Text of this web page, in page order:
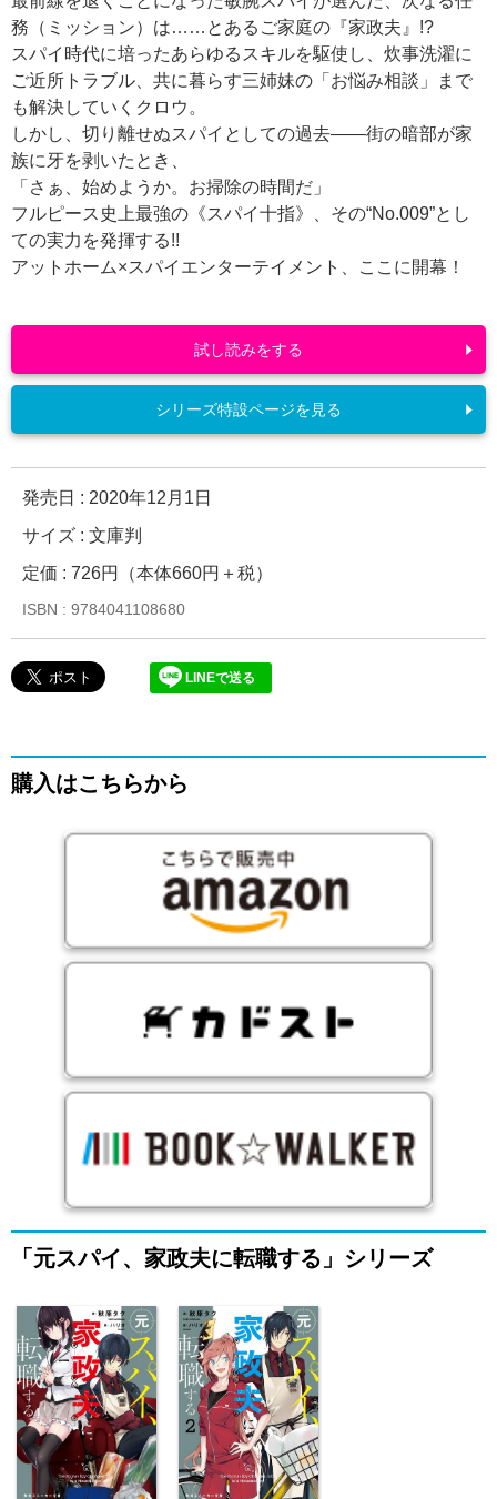
務（ミッション）は……とあるご家庭の『家政夫』!?
スパイ時代に培ったあらゆるスキルを駆使し、炊事洗濯に
ご近所トラブル、共に暮らす三姉妹の「お悩み相談」まで
も解決していくクロウ。
しかし、切り離せぬスパイとしての過去――街の暗部が家
族に牙を剥いたとき、
「さぁ、始めようか。お掃除の時間だ」
フルピース史上最強の《スパイ十指》、その“No.009”とし
ての実力を発揮する!!
アットホーム×スパイエンターテイメント、ここに開幕！
発売日 : 2020年12月1日
サイズ : 文庫判
定価 : 726円（本体660円＋税）
ISBN : 9784041108680
LINEで送る
試し読みをする
シリーズ特設ページを見る
購入はこちらから
「元スパイ、家政夫に転職する」シリーズ